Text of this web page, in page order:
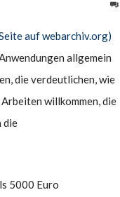
auf webarchiv.org)
allgemein
die verdeutlichen, wie
willkommen, die
die
5000 Euro